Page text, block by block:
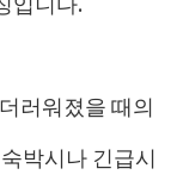
러워졌을 때의
박시나 긴급시